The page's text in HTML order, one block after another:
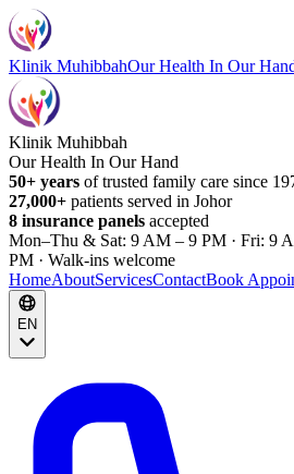
Klinik MuhibbahOur Health In Our
Klinik Muhibbah
Our Health In Our Hand
50+ years of trusted family care since
27,000+ patients served in Johor
8 insurance panels accepted
Mon–Thu & Sat: 9 AM – 9 PM · Fri: 9
PM · Walk-ins welcome
HomeAboutServicesContactBook
EN